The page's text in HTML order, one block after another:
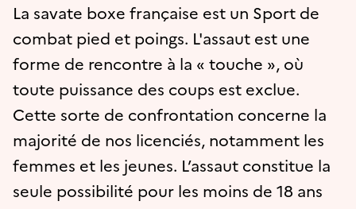
La savate boxe française est un Sport de
combat pied et poings. L'assaut est une
forme de rencontre à la « touche », où
toute puissance des coups est exclue.
Cette sorte de confrontation concerne la
majorité de nos licenciés, notamment les
femmes et les jeunes. L’assaut constitue la
seule possibilité pour les moins de 18 ans